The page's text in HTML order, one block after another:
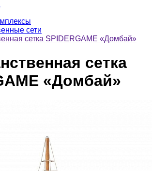
сети
сетка SPIDERGAME «Домбай»
сетка
«Домбай»